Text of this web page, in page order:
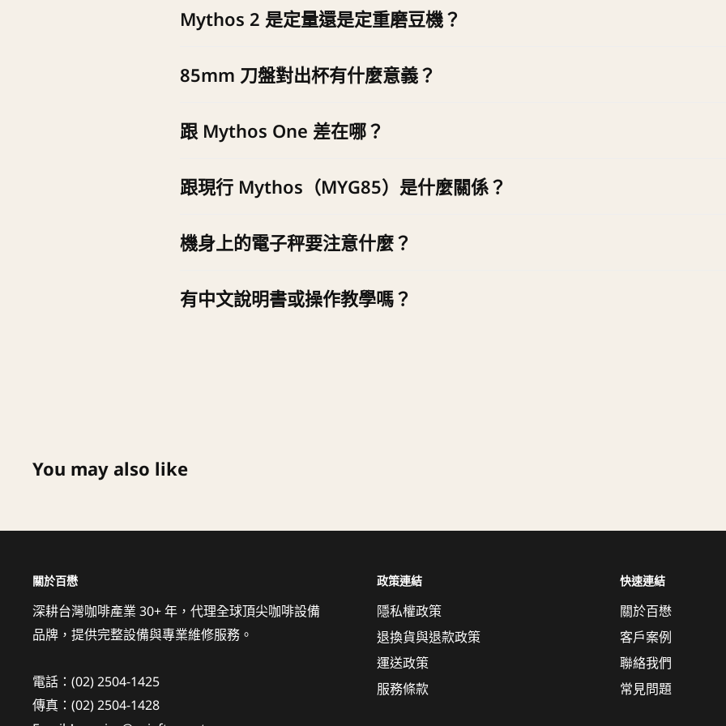
Mythos 2 是定量還是定重磨豆機？
85mm 刀盤對出杯有什麼意義？
75mm）。
跟 Mythos One 差在哪？
度更高，適合出杯密集的店。
跟現行 Mythos（MYG85）是什麼關係？
由 Mythos 家族頁取代 Mythos 2 專頁。既有 Mythos 2 的耗材與維修我們持續支援；新購建議
機身上的電子秤要注意什麼？
力擦壓秤重區域。
有中文說明書或操作教學嗎？
You may also like
關於百懋
深耕台灣咖啡產業 30+ 年，代理全球頂尖咖啡設備
品牌，提供完整設備與專業維修服務。
電話：(02) 2504-1425
傳真：(02) 2504-1428
政策連結
隱私權政策
退換貨與退款政策
運送政策
服務條款
快速連結
關於百懋
客戶案例
聯絡我們
常見問題